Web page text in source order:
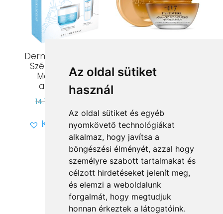
Az oldal sütiket
használ
Az oldal sütiket és egyéb
nyomkövető technológiákat
alkalmaz, hogy javítsa a
böngészési élményét, azzal hogy
személyre szabott tartalmakat és
célzott hirdetéseket jelenít meg,
és elemzi a weboldalunk
forgalmát, hogy megtudjuk
honnan érkeztek a látogatóink.
Dermedic Hydrain3
Szépségcsomag
Mélyhidratáló
arckrémmel
14.769
price
was:
14.769 Ft.
price
is:
9.600 Ft.
Kívánságlistára
Regeneráló
Feszesítő arckrém
Kívánságlistára
Vissza a kategóriákhoz